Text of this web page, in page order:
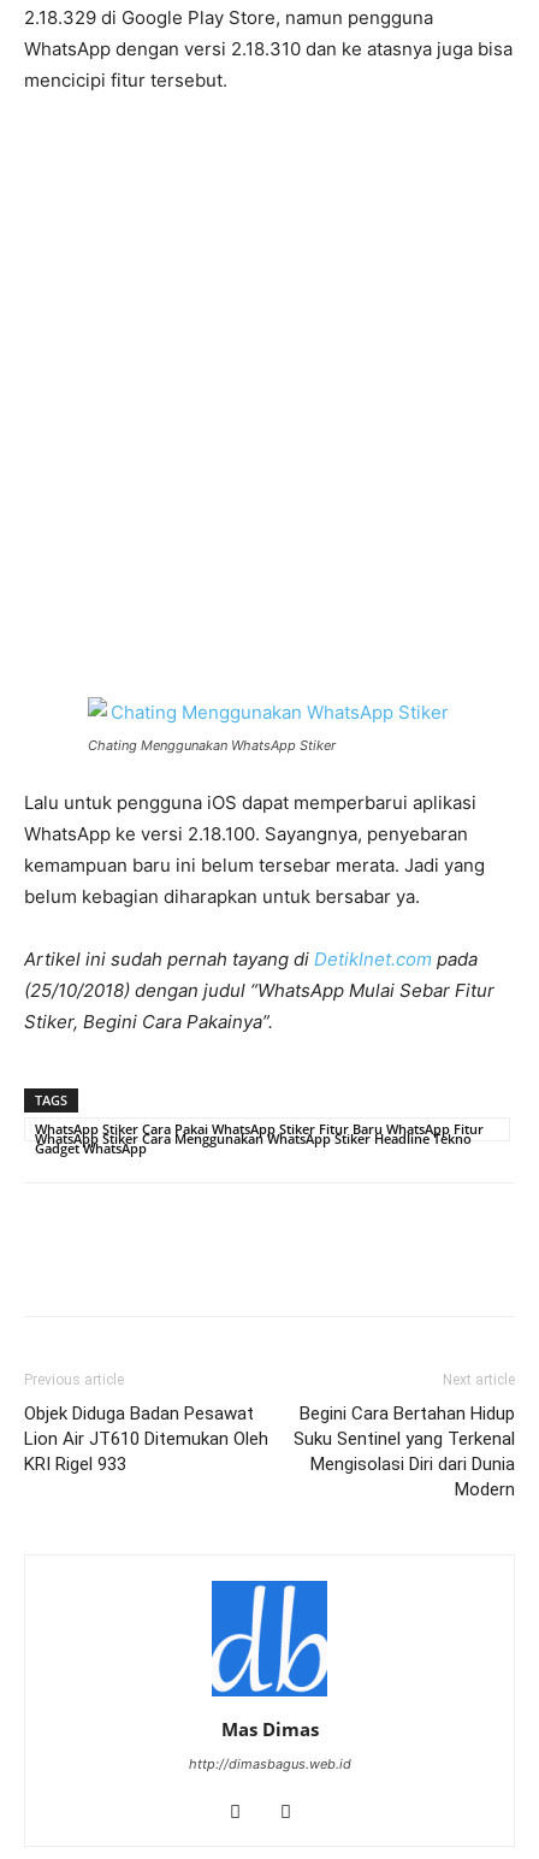
2.18.329 di Google Play Store, namun pengguna
WhatsApp dengan versi 2.18.310 dan ke atasnya juga bisa
mencicipi fitur tersebut.
Chating Menggunakan WhatsApp Stiker
Lalu untuk pengguna iOS dapat memperbarui aplikasi
WhatsApp ke versi 2.18.100. Sayangnya, penyebaran
kemampuan baru ini belum tersebar merata. Jadi yang
belum kebagian diharapkan untuk bersabar ya.
Artikel ini sudah pernah tayang di DetikInet.com pada
(25/10/2018) dengan judul “WhatsApp Mulai Sebar Fitur
Stiker, Begini Cara Pakainya”.
TAGS
WhatsApp Stiker Cara Pakai WhatsApp Stiker Fitur Baru WhatsApp Fitur
WhatsApp Stiker Cara Menggunakan WhatsApp Stiker Headline Tekno
Gadget WhatsApp
Previous article
Objek Diduga Badan Pesawat
Lion Air JT610 Ditemukan Oleh
KRI Rigel 933
Next article
Begini Cara Bertahan Hidup
Suku Sentinel yang Terkenal
Mengisolasi Diri dari Dunia
Modern
Mas Dimas
http://dimasbagus.web.id